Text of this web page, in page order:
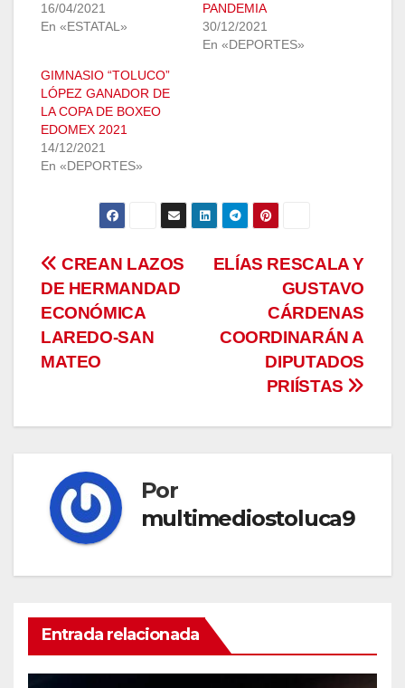
16/04/2021
En «ESTATAL»
PANDEMIA
30/12/2021
En «DEPORTES»
GIMNASIO “TOLUCO”
LÓPEZ GANADOR DE
LA COPA DE BOXEO
EDOMEX 2021
14/12/2021
En «DEPORTES»
Navegación
de
entradas
ELÍAS RESCALA Y
GUSTAVO
CÁRDENAS
COORDINARÁN A
DIPUTADOS
PRIÍSTAS
CREAN LAZOS
DE HERMANDAD
ECONÓMICA
LAREDO-SAN
MATEO
Por
multimediostoluca9
Entrada relacionada